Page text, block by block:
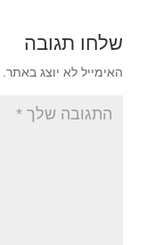
שלחו תגובה
האימייל לא יוצג באתר.